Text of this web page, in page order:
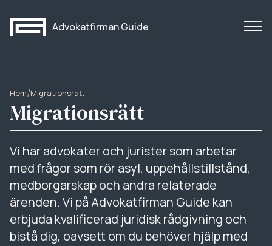
Advokatfirman Guide
Hem/Migrationsrätt
Migrationsrätt
Vi har advokater och jurister som arbetar
med frågor som rör asyl, uppehållstillstånd,
medborgarskap och andra relaterade
ärenden. Vi på Advokatfirman Guide kan
erbjuda kvalificerad juridisk rådgivning och
bistå dig, oavsett om du behöver hjälp med